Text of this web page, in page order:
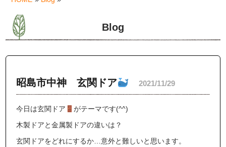
Blog
昭島市中神 玄関ドア 2021/11/29
今日は玄関ドア
がテーマです(^^)
木製ドアと金属製ドアの違いは？
玄関ドアをどれにするか…意外と難しいと思います。